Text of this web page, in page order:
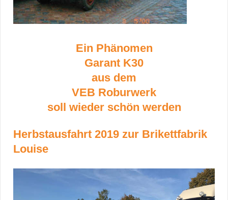
Ein Phänomen
Garant K30
aus dem
VEB Roburwerk
soll wieder schön werden
Herbstausfahrt 2019 zur Brikettfabrik
Louise